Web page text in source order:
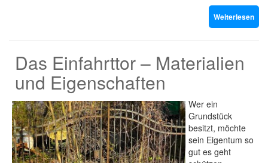
Weiterlesen
Das Einfahrttor – Materialien
und Eigenschaften
Wer ein
Grundstück
besitzt, möchte
sein Eigentum so
gut es geht